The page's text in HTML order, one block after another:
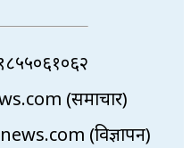
(समाचार)
(विज्ञापन)